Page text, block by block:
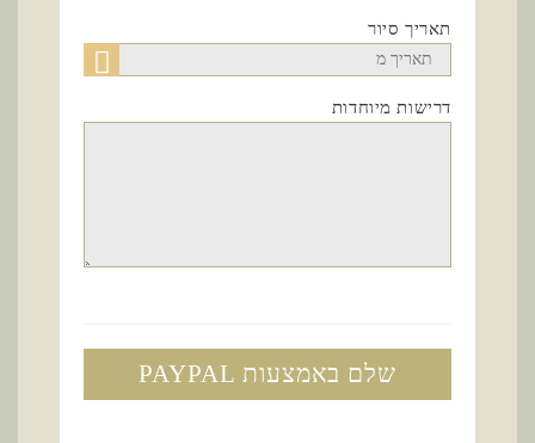
תאריך סיור
דרישות מיוחדות
שלם באמצעות PAYPAL